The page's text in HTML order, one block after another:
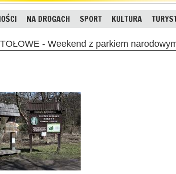
NA DROGACH SPORT KULTURA
- Weekend z parkiem